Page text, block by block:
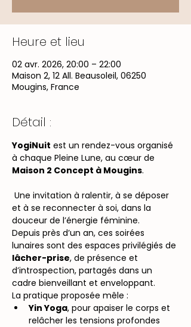
Heure et lieu
02 avr. 2026, 20:00 – 22:00
Maison 2, 12 All. Beausoleil, 06250
Mougins, France
Détail :
YogiNuit est un rendez-vous organisé
à chaque Pleine Lune, au cœur de
Maison 2 Concept à Mougins.
et à se reconnecter à soi, dans la
douceur de l’énergie féminine.
Depuis près d’un an, ces soirées
lunaires sont des espaces privilégiés de
lâcher-prise, de présence et
d’introspection, partagés dans un
cadre bienveillant et enveloppant.
La pratique proposée mêle :
Yin Yoga, pour apaiser le corps et
relâcher les tensions profondes